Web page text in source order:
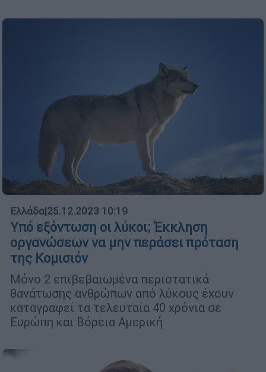
Ελλάδα|25.12.2023 10:19
Υπό εξόντωση οι λύκοι; Έκκληση
οργανώσεων να μην περάσει πρόταση
της Κομισιόν
Μόνο 2 επιβεβαιωμένα περιστατικά
θανάτωσης ανθρώπων από λύκους έχουν
καταγραφεί τα τελευταία 40 χρόνια σε
Ευρώπη και Βόρεια Αμερική